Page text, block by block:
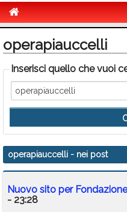
Politica
Sport
Eventi
Info Utili
Rubriche
Calendario
Annunci
operapiauccelli
Inserisci quello che vuoi
operapiauccelli - nei post
Nuovo sito per
- 23:28